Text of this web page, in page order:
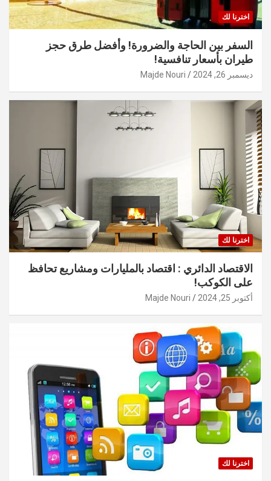
اخترنا لك
السفر بين الحاجة والضرورة! وأفضل طرق حجز
طيران بأسعار تنافسية!
ديسمبر 26, 2024 Majde Nouri
اخترنا لك
الاقتصاد الدائري : اقتصاد بالمليارات ومشاريع تحافظ
على الكوكب!
أكتوبر 25, 2024 Majde Nouri
اخترنا لك